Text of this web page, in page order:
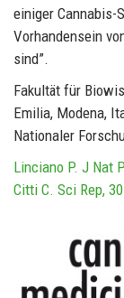
einiger Cannabis-
Vorhandensein
sind”.
Fakultät für
Emilia, Modena,
Nationaler
Linciano P. J Nat
Citti C. Sci Rep,